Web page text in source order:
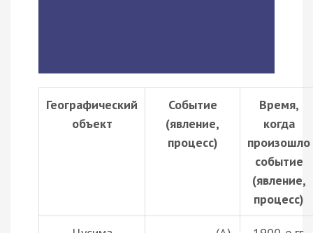
Географический
объект
Событие
(явление,
процесс)
Время,
когда
произошло
событие
(явление,
процесс)